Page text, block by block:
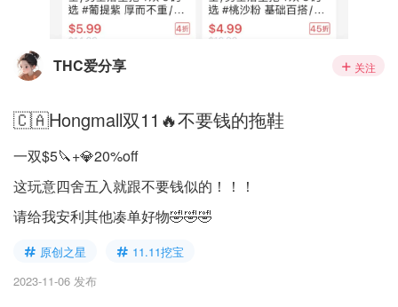
THC爱分享 关注
🇨🇦Hongmall双11🔥不要钱的拖鞋
一双$5🔪+💎20%off
这玩意四舍五入就跟不要钱似的！！！
请给我安利其他凑单好物🤣🤣🤣
原创之星
11.11挖宝
2023-11-06 发布